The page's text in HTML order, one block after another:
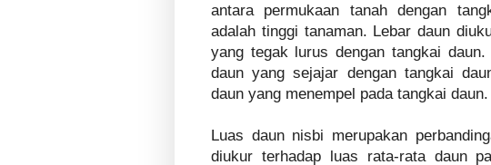
antara permukaan tanah dengan
adalah tinggi tanaman. Lebar daun
yang tegak lurus dengan tangkai
daun yang sejajar dengan tangkai
daun yang menempel pada tangkai daun.
Luas daun nisbi merupakan
diukur terhadap luas rata-rata daun